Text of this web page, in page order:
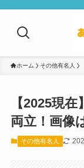
ホーム その他有名人
【2025現
両立！画像
その他有名人